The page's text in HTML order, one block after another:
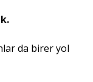
da birer yol